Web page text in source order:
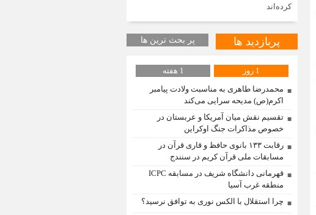
کرده‌اند
پربازدید ها پر بحث ترین ها
1 روز
1 هفته
محمدرضا طاهری به مناسبت ولادت پیامبر
اکرم(ص) مدیحه سرایی می‌کند
تقسیم نقش میان آمریکا و عربستان در
خصوص مذاکرات جنگ اوکراین
رقابت ۱۳۳ بانوی حافظ و قاری قرآن در
مسابقات ملی قرآن کریم در سنندج
قهرمانی دانشگاه شریف در مسابقه ICPC
منطقه غرب آسیا
چرا استقلال با الکس نوری به توافق نرسید؟